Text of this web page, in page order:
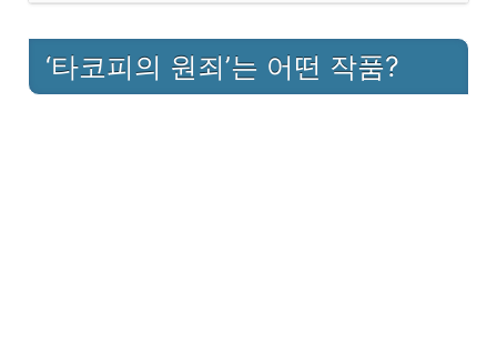
2 왜 넷플릭스에서 안 뜨나요?
‘타코피의 원죄’는 어떤 작품?